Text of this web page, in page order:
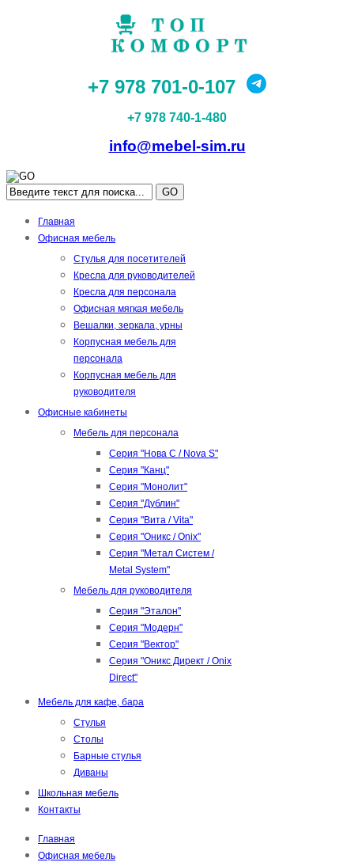
+7 978 701-0-107
+7 978 740-1-480
info@mebel-sim.ru
GO
Главная
Офисная мебель
Стулья для посетителей
Кресла для руководителей
Кресла для персонала
Офисная мягкая мебель
Вешалки, зеркала, урны
Корпусная мебель для
персонала
Корпусная мебель для
руководителя
Офисные кабинеты
Мебель для персонала
Серия "Нова С / Nova S"
Серия "Канц"
Серия "Монолит"
Серия "Дублин"
Серия "Вита / Vita"
Серия "Оникс / Onix"
Серия "Метал Систем /
Metal System"
Мебель для руководителя
Серия "Эталон"
Серия "Модерн"
Серия "Вектор"
Серия "Оникс Директ / Onix
Direct"
Мебель для кафе, бара
Стулья
Столы
Барные стулья
Диваны
Школьная мебель
Контакты
Главная
Офисная мебель